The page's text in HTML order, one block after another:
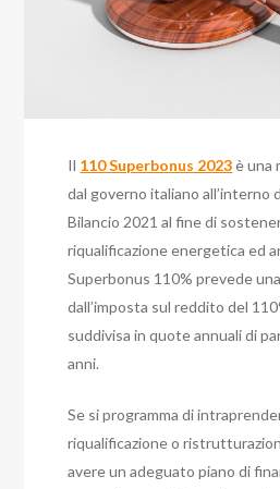
Il 110 Superbonus 2023è una
dal governo italiano all’interno
Bilancio 2021 al fine di
riqualificazione energetica ed
Superbonus 110% prevede
dall’imposta sul reddito del
suddivisa in quote annuali di
anni.
Se si programma di
riqualificazione o
avere un adeguato piano di